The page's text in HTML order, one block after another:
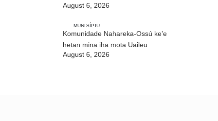
no troka informasaun
August 6, 2026
MUNISÍPIU
Komunidade Nahareka-Ossú ke’e
hetan mina iha mota Uaileu
August 6, 2026